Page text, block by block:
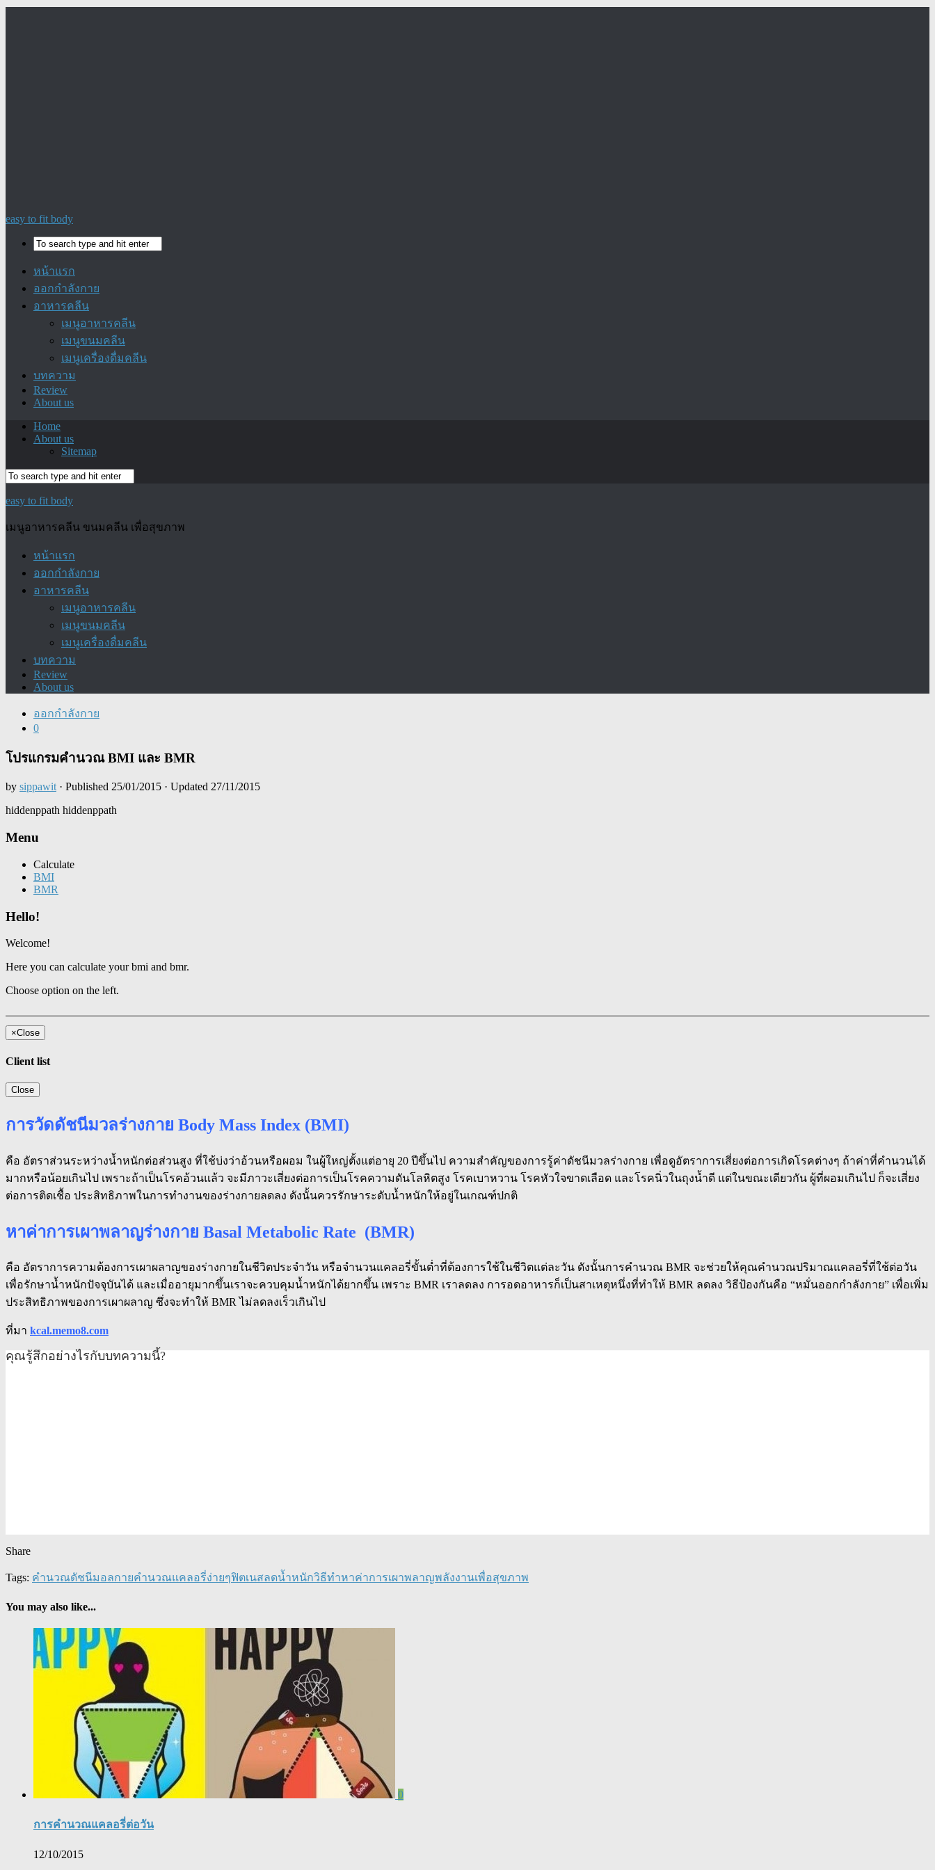
easy to fit body
หน้าแรก
ออกกำลังกาย
อาหารคลีน
เมนูอาหารคลีน
เมนูขนมคลีน
เมนูเครื่องดื่มคลีน
บทความ
Review
About us
Home
About us
Sitemap
easy to fit body
เมนูอาหารคลีน ขนมคลีน เพื่อสุขภาพ
หน้าแรก
ออกกำลังกาย
อาหารคลีน
เมนูอาหารคลีน
เมนูขนมคลีน
เมนูเครื่องดื่มคลีน
บทความ
Review
About us
ออกกำลังกาย
0
โปรแกรมคำนวณ BMI และ BMR
by sippawit · Published 25/01/2015 · Updated 27/11/2015
hiddenppath hiddenppath
Menu
Calculate
BMI
BMR
Hello!
Welcome!
Here you can calculate your bmi and bmr.
Choose option on the left.
×Close
Client list
Close
การวัดดัชนีมวลร่างกาย Body Mass Index (BMI)
คือ อัตราส่วนระหว่างน้ำหนักต่อส่วนสูง ที่ใช้บ่งว่าอ้วนหรือผอม ในผู้ใหญ่ตั้งแต่อายุ 20 ปีขึ้นไป ความสำคัญของการรู้ค่าดัชนีมวลร่างกาย เพื่อดูอัตราการเสี่ยงต่อการเกิดโรคต่างๆ ถ้าค่าที่คำนวนได้
มากหรือน้อยเกินไป เพราะถ้าเป็นโรคอ้วนแล้ว จะมีภาวะเสี่ยงต่อการเป็นโรคความดันโลหิตสูง โรคเบาหวาน โรคหัวใจขาดเลือด และโรคนิ่วในถุงน้ำดี แต่ในขณะเดียวกัน ผู้ที่ผอมเกินไป ก็จะเสี่ยง
ต่อการติดเชื้อ ประสิทธิภาพในการทำงานของร่างกายลดลง ดังนั้นควรรักษาระดับน้ำหนักให้อยู่ในเกณฑ์ปกติ
หาค่าการเผาพลาญร่างกาย Basal Metabolic Rate (BMR)
คือ อัตราการความต้องการเผาผลาญของร่างกายในชีวิตประจำวัน หรือจำนวนแคลอรี่ขั้นต่ำที่ต้องการใช้ในชีวิตแต่ละวัน ดังนั้นการคำนวณ BMR จะช่วยให้คุณคำนวณปริมาณแคลอรี่ที่ใช้ต่อวัน
เพื่อรักษาน้ำหนักปัจจุบันได้ และเมื่ออายุมากขึ้นเราจะควบคุมน้ำหนักได้ยากขึ้น เพราะ BMR เราลดลง การอดอาหารก็เป็นสาเหตุหนึ่งที่ทำให้ BMR ลดลง วิธีป้องกันคือ “หมั่นออกกำลังกาย” เพื่อเพิ่ม
ประสิทธิภาพของการเผาผลาญ ซึ่งจะทำให้ BMR ไม่ลดลงเร็วเกินไป
ที่มา kcal.memo8.com
คุณรู้สึกอย่างไรกับบทความนี้?
Share
Tags: คำนวณดัชนีมอลกายคำนวณแคลอรี่ง่ายๆฟิตเนสลดน้ำหนักวิธีทำหาค่าการเผาพลาญพลังงานเพื่อสุขภาพ
You may also like...
0
การคำนวณแคลอรี่ต่อวัน
12/10/2015